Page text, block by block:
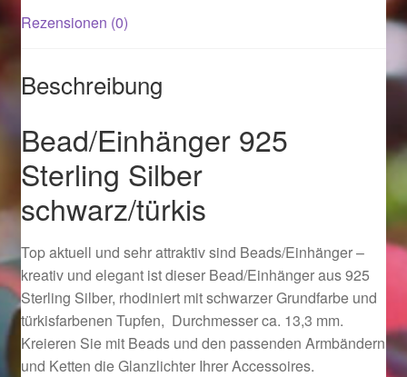
Magisches und Festliches zu Halloween 2022
Mein Konto
Logout
Ostergeschenke finden für Ostern 2016
Ostergeschenke finden für Ostern 2017
Rezensionen (0)
Beschreibung
Bead/Einhänger 925
Sterling Silber
schwarz/türkis
Top aktuell und sehr attraktiv sind Beads/Einhänger –
kreativ und elegant ist dieser Bead/Einhänger aus 925
Sterling Silber, rhodiniert mit schwarzer Grundfarbe und
türkisfarbenen Tupfen, Durchmesser ca. 13,3 mm.
Kreieren Sie mit Beads und den passenden Armbändern
und Ketten die Glanzlichter Ihrer Accessoires.